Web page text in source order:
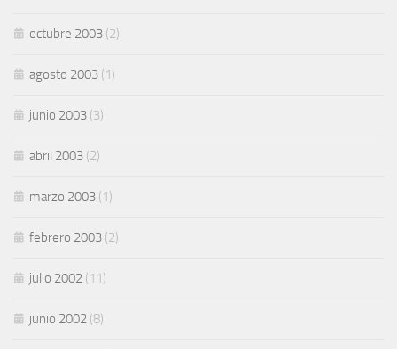
octubre 2003 (2)
agosto 2003 (1)
junio 2003 (3)
abril 2003 (2)
marzo 2003 (1)
febrero 2003 (2)
julio 2002 (11)
junio 2002 (8)